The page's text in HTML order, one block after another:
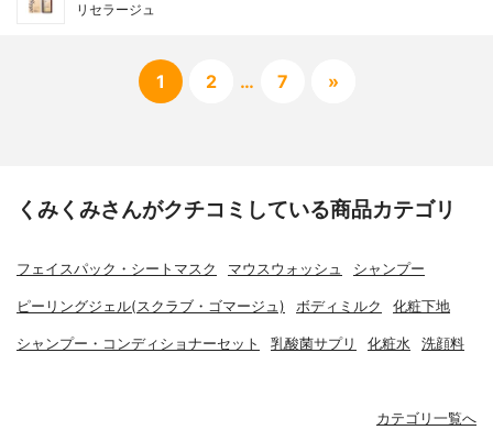
リセラージュ
1 2 … 7 »
くみくみさんがクチコミしている商品カテゴリ
フェイスパック・シートマスク マウスウォッシュ シャンプー
ピーリングジェル(スクラブ・ゴマージュ) ボディミルク 化粧下地
シャンプー・コンディショナーセット 乳酸菌サプリ 化粧水 洗顔料
カテゴリ一覧へ